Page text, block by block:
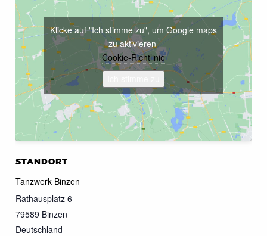
STANDORT
Tanzwerk Binzen
Rathausplatz 6
79589 Binzen
Deutschland
Klicke auf "Ich stimme zu", um Google maps
zu aktivieren
Cookie-Richtlinie